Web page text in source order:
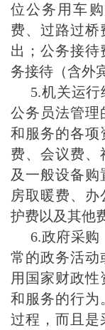
位公务用车
费、过路过桥
出；公务接待
务接待（含外
5.机关运
公务员法管理
和服务的各项
费、会议费、
及一般设备购
房取暖费、
护费以及其他
6.政府采购
常的政务活动
用国家财政
和服务的行为
过程，而且是